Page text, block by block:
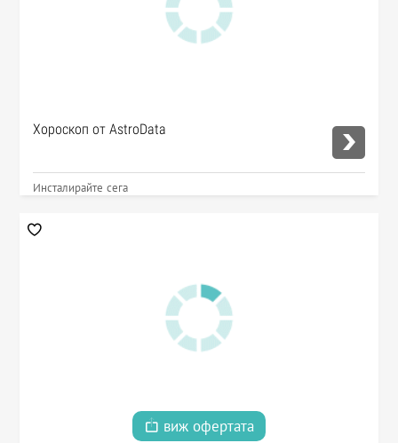
Хороскоп от AstroData
Инсталирайте сега
виж офертата